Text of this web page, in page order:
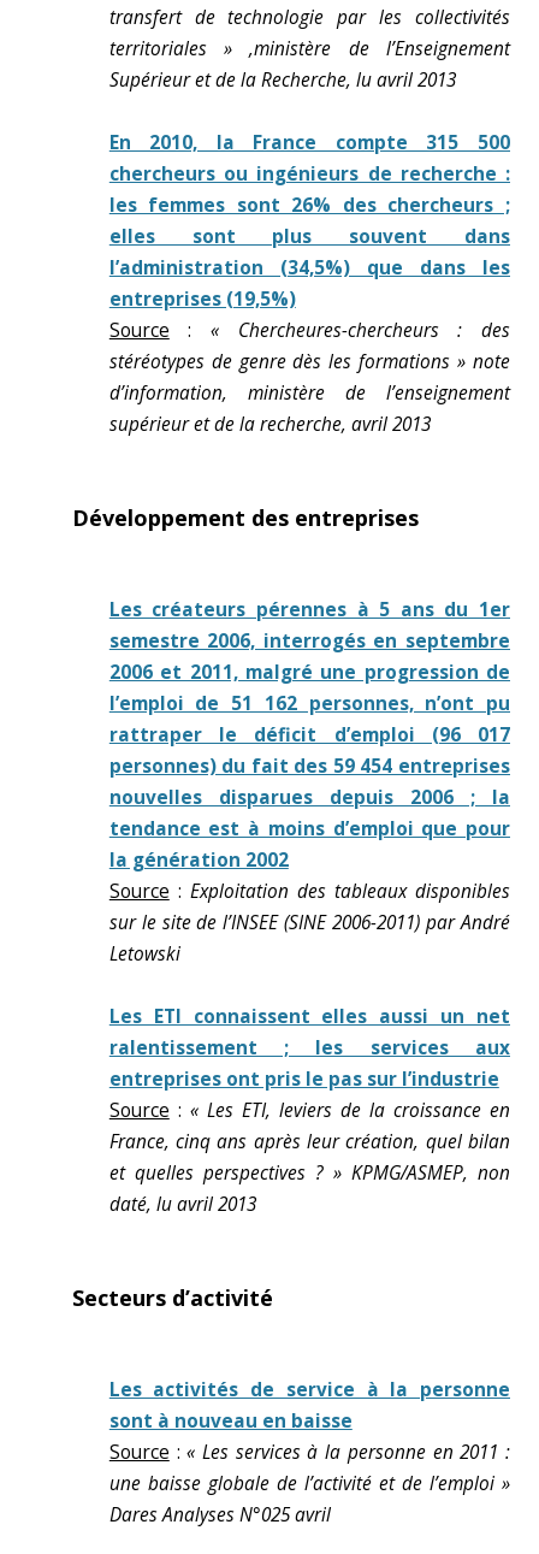
transfert de technologie par les collectivités
territoriales » ,ministère de l’Enseignement
Supérieur et de la Recherche, lu avril 2013
En 2010, la France compte 315 500
chercheurs ou ingénieurs de recherche :
les femmes sont 26% des chercheurs ;
elles sont plus souvent dans
l’administration (34,5%) que dans les
entreprises (19,5%)
Source :« Chercheures-chercheurs : des
stéréotypes de genre dès les formations » note
d’information, ministère de l’enseignement
supérieur et de la recherche, avril 2013
Développement des entreprises
Les créateurs pérennes à 5 ans du 1er
semestre 2006, interrogés en septembre
2006 et 2011, malgré une progression de
l’emploi de 51 162 personnes, n’ont pu
rattraper le déficit d’emploi (96 017
personnes) du fait des 59 454 entreprises
nouvelles disparues depuis 2006 ; la
tendance est à moins d’emploi que pour
la génération 2002
Source : Exploitation des tableaux disponibles
sur le site de l’INSEE (SINE 2006-2011) par André
Letowski
Les ETI connaissent elles aussi un net
ralentissement ; les services aux
entreprises ont pris le pas sur l’industrie
Source : « Les ETI, leviers de la croissance en
France, cinq ans après leur création, quel bilan
et quelles perspectives ? » KPMG/ASMEP, non
daté, lu avril 2013
Secteurs d’activité
Les activités de service à la personne
sont à nouveau en baisse
Source :« Les services à la personne en 2011 :
une baisse globale de l’activité et de l’emploi »
Dares Analyses N°025 avril